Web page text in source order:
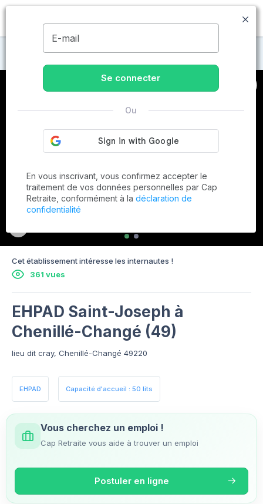
MENU
Maisons de retraite à Chenillé-Changé
Cet établissement intéresse les internautes !
361 vues
EHPAD Saint-Joseph à
Chenillé-Changé (49)
lieu dit cray, Chenillé-Changé 49220
EHPAD Capacité d'accueil : 50 lits
Vous cherchez un emploi !
Cap Retraite vous aide à trouver un emploi
Postuler en ligne
E-mail
Se connecter
Ou
En vous inscrivant, vous confirmez accepter le
traitement de vos données personnelles par Cap
Retraite, conformément à la déclaration de
confidentialité